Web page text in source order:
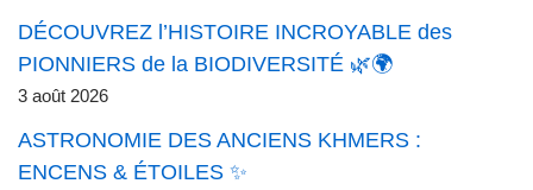
DÉCOUVREZ l’HISTOIRE INCROYABLE des
PIONNIERS de la BIODIVERSITÉ 🌿🌍
3 août 2026
ASTRONOMIE DES ANCIENS KHMERS :
ENCENS & ÉTOILES ✨